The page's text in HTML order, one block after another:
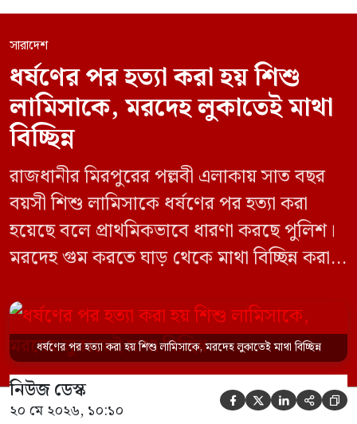
সারাদেশ
ধর্ষণের পর হত্যা করা হয় শিশু
লামিসাকে, মরদেহ লুকাতেই মাথা
বিচ্ছিন্ন
রাজধানীর মিরপুরের পল্লবী এলাকায় সাত বছর
বয়সী শিশু লামিসাকে ধর্ষণের পর হত্যা করা
হয়েছে বলে প্রাথমিকভাবে ধারণা করছে পুলিশ।
মরদেহ গুম করতে ঘাড় থেকে মাথা বিচ্ছিন্ন করা
চালানো হয় এই নৃশংস হত্যাকাণ্ডে পাশের ফ্ল্যাটের
ভাড়াটিয়া সোহেল রানা (৩০) ও তার স্ত্রী স্বপ্না
আক্তারকে (২৬) মাত্র ৭ ঘণ্টার […]
ধর্ষণের পর হত্যা করা হয় শিশু লামিসাকে, মরদেহ লুকাতেই মাথা বিচ্ছিন্ন
নিউজ ডেস্ক
২০ মে ২০২৬, ১০:১০     